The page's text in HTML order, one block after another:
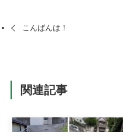
こんばんは！
関連記事